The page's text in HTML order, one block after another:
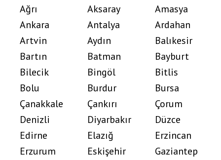
Ağrı
Aksaray
Amasya
Ankara
Antalya
Ardahan
Artvin
Aydın
Balıkesir
Bartın
Batman
Bayburt
Bilecik
Bingöl
Bitlis
Bolu
Burdur
Bursa
Çanakkale
Çankırı
Çorum
Denizli
Diyarbakır
Düzce
Edirne
Elazığ
Erzincan
Erzurum
Eskişehir
Gaziantep